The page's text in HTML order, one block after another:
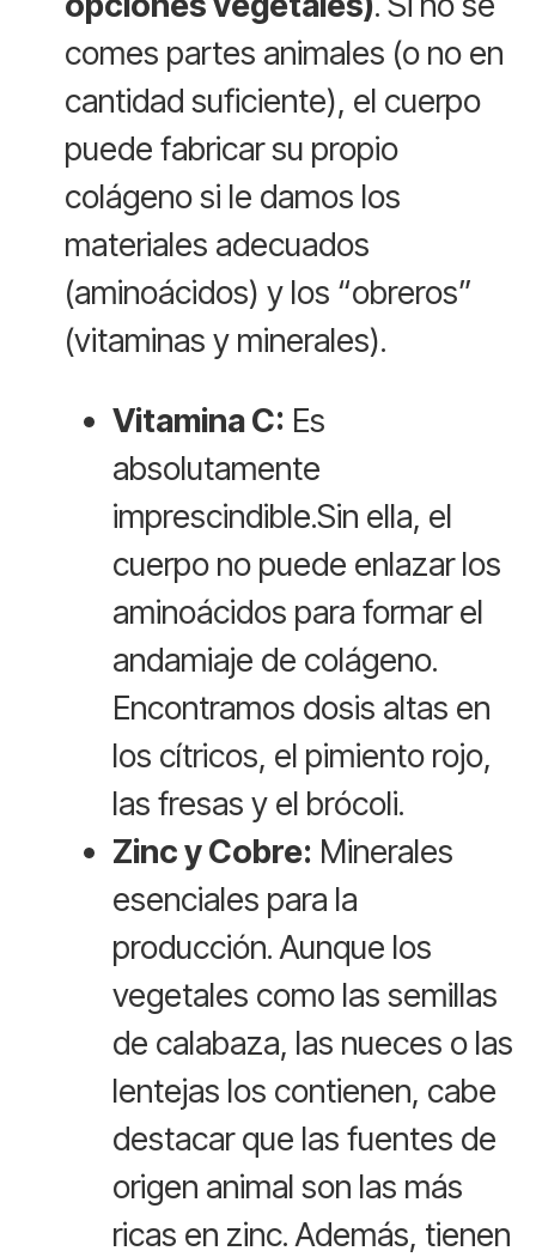
comes partes animales (o no en
cantidad suficiente), el cuerpo
puede fabricar su propio
colágeno si le damos los
materiales adecuados
(aminoácidos) y los “obreros”
(vitaminas y minerales).
Vitamina C: Es
absolutamente
imprescindible.Sin ella, el
cuerpo no puede enlazar los
aminoácidos para formar el
andamiaje de colágeno.
Encontramos dosis altas en
los cítricos, el pimiento rojo,
las fresas y el brócoli.
Zinc y Cobre: Minerales
esenciales para la
producción. Aunque los
vegetales como las semillas
de calabaza, las nueces o las
lentejas los contienen, cabe
destacar que las fuentes de
origen animal son las más
ricas en zinc. Además, tienen